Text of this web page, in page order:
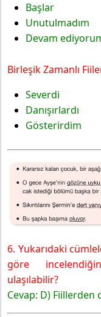
Başlar
Unutulmadım
Devam
Birleşik Zamanlı
Severdi
Danışırlardı
Gösterirdim
6. Yukarıdaki
göre
ulaşılabilir?
Cevap: D) Fiillerden